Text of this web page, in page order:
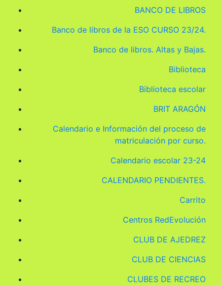
BANCO DE LIBROS
Banco de libros de la ESO CURSO 23/24.
Banco de libros. Altas y Bajas.
Biblioteca
Biblioteca escolar
BRIT ARAGÓN
Calendario e Información del proceso de
matriculación por curso.
Calendario escolar 23-24
CALENDARIO PENDIENTES.
Carrito
Centros RedEvolución
CLUB DE AJEDREZ
CLUB DE CIENCIAS
CLUBES DE RECREO